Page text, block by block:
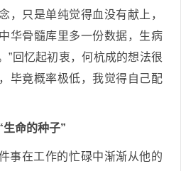
，只是单纯觉得血没有献上，
华骨髓库里多一份数据，生病
”回忆起初衷，何杭成的想法很
毕竟概率极低，我觉得自己配
生命的种子”
事在工作的忙碌中渐渐从他的